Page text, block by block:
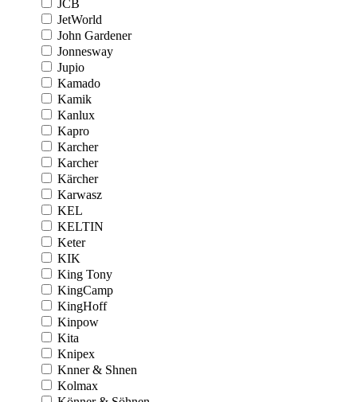
JCB
JetWorld
John Gardener
Jonnesway
Jupio
Kamado
Kamik
Kanlux
Kapro
Karcher
Karcher
Kärcher
Karwasz
KEL
KELTIN
Keter
KIK
King Tony
KingCamp
KingHoff
Kinpow
Kita
Knipex
Knner & Shnen
Kolmax